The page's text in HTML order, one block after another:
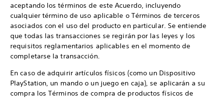
aceptando los términos de este Acuerdo, incluyendo
cualquier término de uso aplicable o Términos de terceros
asociados con el uso del producto en particular. Se entiende
que todas las transacciones se regirán por las leyes y los
requisitos reglamentarios aplicables en el momento de
completarse la transacción.
En caso de adquirir artículos físicos (como un Dispositivo
PlayStation, un mando o un juego en caja), se aplicarán a su
compra los Términos de compra de productos físicos de